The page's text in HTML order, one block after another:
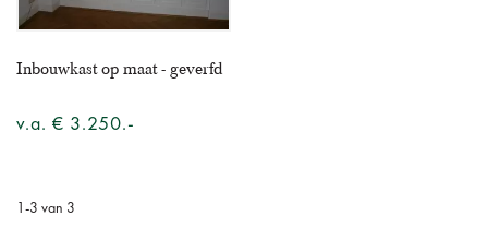
Inbouwkast op maat - geverfd
v.a. € 3.250.-
-3 van 3